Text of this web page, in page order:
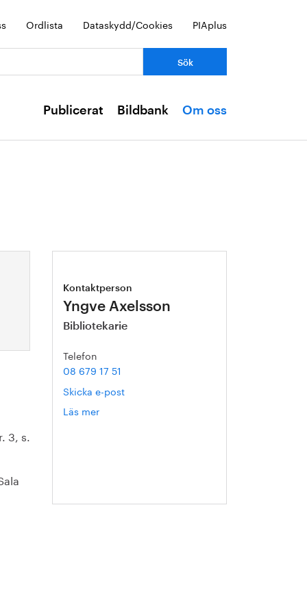
Ordlista Dataskydd/Cookies PIAplus
Publicerat Bildbank Om oss
3, s.
Kontaktperson
Yngve Axelsson
Bibliotekarie
Telefon
08 679 17 51
Skicka e-post
Läs mer